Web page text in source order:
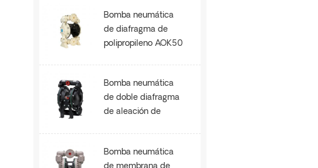
Bomba neumática
de diafragma de
polipropileno AOK50
Bomba neumática
de doble diafragma
de aleación de
Bomba neumática